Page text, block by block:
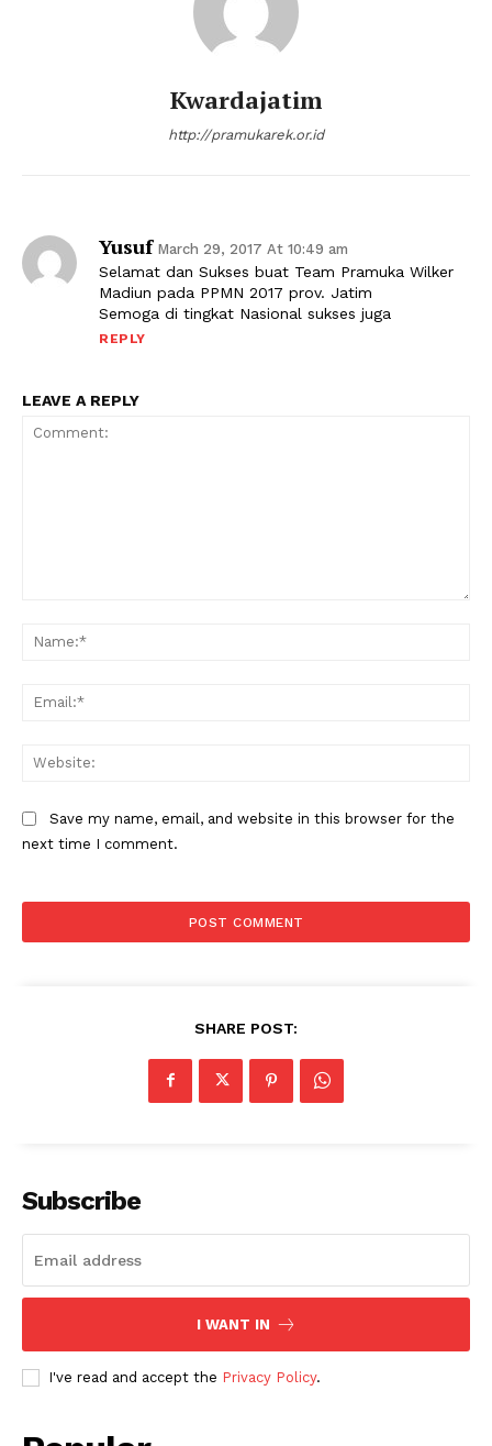
Kwardajatim
http://pramukarek.or.id
Yusuf March 29, 2017 At 10:49 am
Selamat dan Sukses buat Team Pramuka Wilker
Madiun pada PPMN 2017 prov. Jatim
Semoga di tingkat Nasional sukses juga
REPLY
LEAVE A REPLY
Save my name, email, and website in this browser for the
next time I comment.
SHARE POST:
Subscribe
I WANT IN
I've read and accept the Privacy Policy.